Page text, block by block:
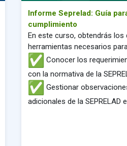
Informe Seprelad: Guía
cumplimiento
En este curso, obtendrás
herramientas necesarios
Conocer los
con la normativa de la
Gestionar
adicionales de la SEPRELAD